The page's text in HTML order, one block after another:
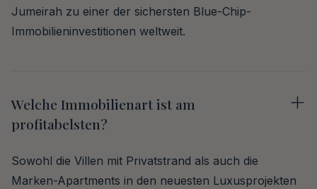
Jumeirah zu einer der sichersten Blue-Chip-
Immobilieninvestitionen weltweit.
Welche Immobilienart ist am
profitabelsten?
Sowohl die Villen mit Privatstrand als auch die
Marken-Apartments in den neuesten Luxusprojekten